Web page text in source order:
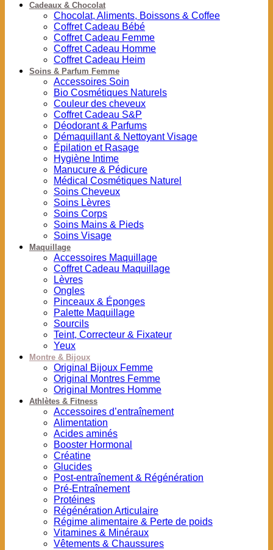
Cadeaux & Chocolat
Chocolat, Aliments, Boissons & Coffee
Coffret Cadeau Bébé
Coffret Cadeau Femme
Coffret Cadeau Homme
Coffret Cadeau Heim
Soins & Parfum Femme
Accessoires Soin
Bio Cosmétiques Naturels
Couleur des cheveux
Coffret Cadeau S&P
Déodorant & Parfums
Démaquillant & Nettoyant Visage
Épilation et Rasage
Hygiène Intime
Manucure & Pédicure
Médical Cosmétiques Naturel
Soins Cheveux
Soins Lèvres
Soins Corps
Soins Mains & Pieds
Soins Visage
Maquillage
Accessoires Maquillage
Coffret Cadeau Maquillage
Lèvres
Ongles
Pinceaux & Éponges
Palette Maquillage
Sourcils
Teint, Correcteur & Fixateur
Yeux
Montre & Bijoux
Original Bijoux Femme
Original Montres Femme
Original Montres Homme
Athlètes & Fitness
Accessoires d’entraînement
Alimentation
Acides aminés
Booster Hormonal
Créatine
Glucides
Post-entraînement & Régénération
Pré-Entraînement
Protéines
Régénération Articulaire
Régime alimentaire & Perte de poids
Vitamines & Minéraux
Vêtements & Chaussures